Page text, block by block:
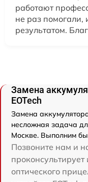
работают
не раз помогали,
результатом.
Замена
EOTech
Замена
несложная задача
Москве. Выполним
Позвоните нам и
проконсультирует
оптического